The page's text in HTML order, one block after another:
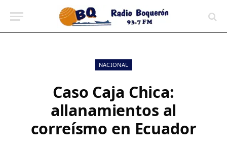
NACIONAL
Caso Caja Chica:
allanamientos al
correísmo en Ecuador